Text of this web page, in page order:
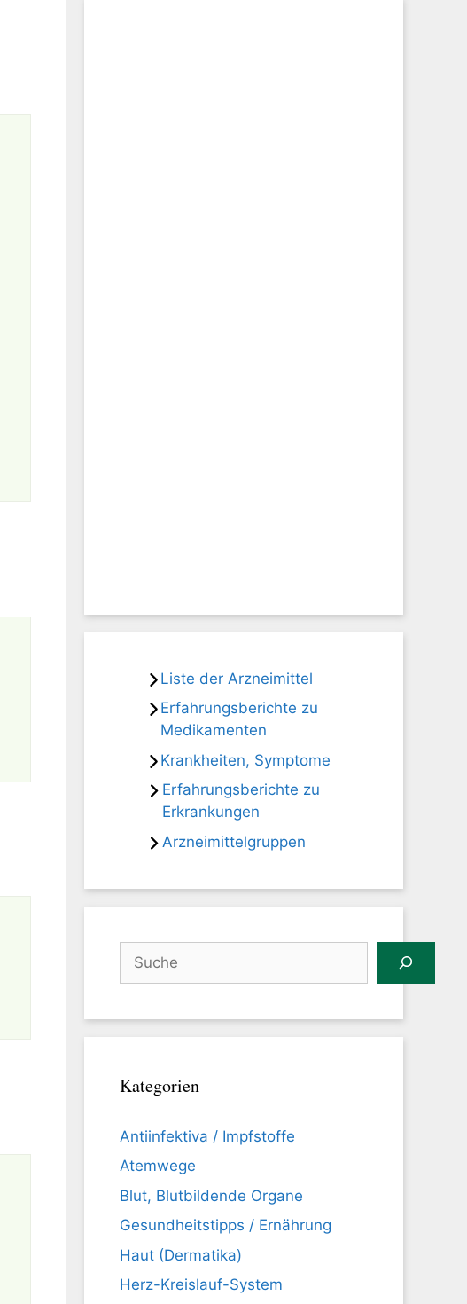
Liste der Arzneimittel
Erfahrungsberichte zu
Medikamenten
Krankheiten, Symptome
Erfahrungsberichte zu
Erkrankungen
Arzneimittelgruppen
Kategorien
Antiinfektiva / Impfstoffe
Atemwege
Blut, Blutbildende Organe
Gesundheitstipps / Ernährung
Haut (Dermatika)
Herz-Kreislauf-System